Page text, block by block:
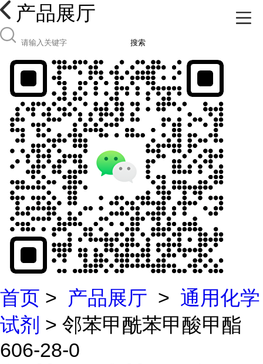
产品展厅
搜索
首页 > 产品展厅 > 通用化学
试剂 > 邻苯甲酰苯甲酸甲酯
606-28-0